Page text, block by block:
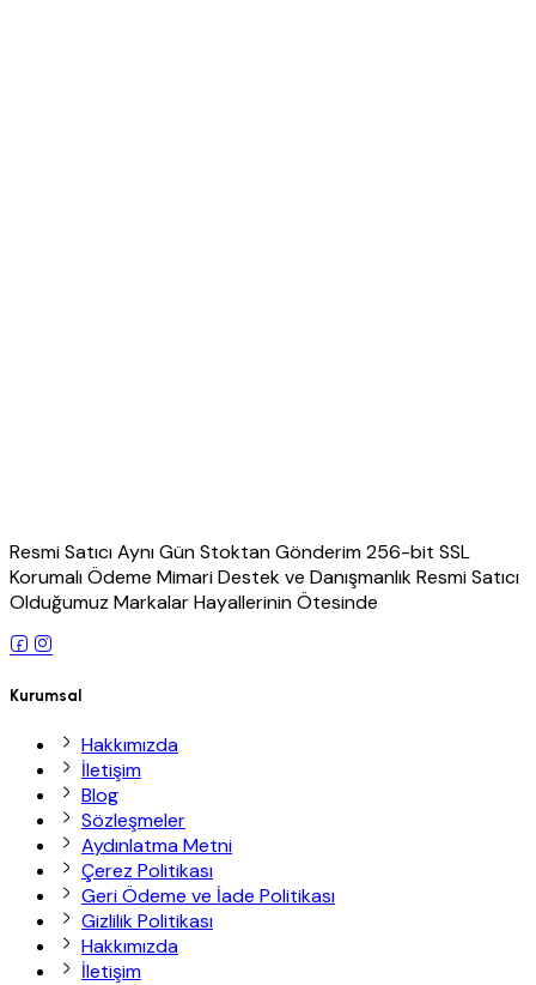
Resmi Satıcı Aynı Gün Stoktan Gönderim 256-bit SSL
Korumalı Ödeme Mimari Destek ve Danışmanlık Resmi Satıcı
Olduğumuz Markalar Hayallerinin Ötesinde
Kurumsal
Hakkımızda
İletişim
Blog
Sözleşmeler
Aydınlatma Metni
Çerez Politikası
Geri Ödeme ve İade Politikası
Gizlilik Politikası
Hakkımızda
İletişim